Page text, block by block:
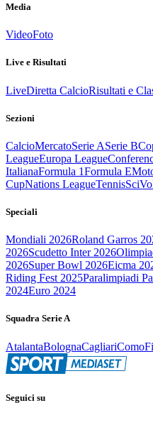
Media
VideoFoto
Live e Risultati
LiveDiretta CalcioRisultati e
Sezioni
CalcioMercatoSerie ASerie B
LeagueEuropa League
ItalianaFormula 1Formula E
CupNations LeagueTennisSci
Speciali
Mondiali 2026Roland Garros
2026Scudetto Inter 2026
2026Super Bowl 2026Eicma
Riding Fest 2025Paralimpiadi
2024Euro 2024
Squadra Serie A
AtalantaBolognaCagliariComo
Seguici su